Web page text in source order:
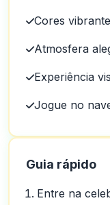
Cores
Atmosfera
Experiência
Jogue no
Guia rápido
Entre na